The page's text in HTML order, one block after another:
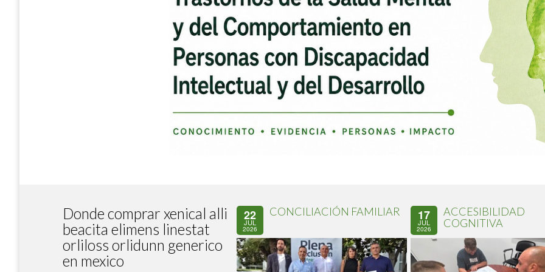
Donde comprar xenical alli
beacita elimens linestat
orliloss orlidunn generico
en mexico
22
JUL
2026
CONCILIACIÓN FAMILIAR 17
JUL
2026
ACCESIBILIDAD
COGNITIVA